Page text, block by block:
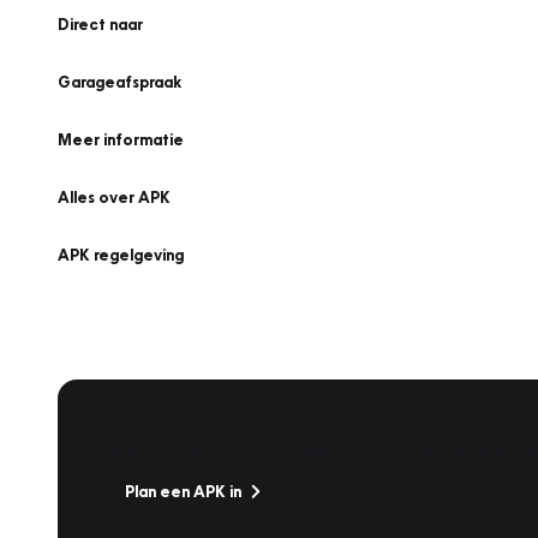
Direct naar
Garageafspraak
Meer informatie
Alles over APK
APK regelgeving
Plan een APK in